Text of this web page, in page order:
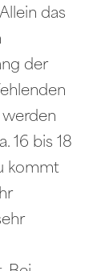
das
der
werden
16 bis 18
kommt